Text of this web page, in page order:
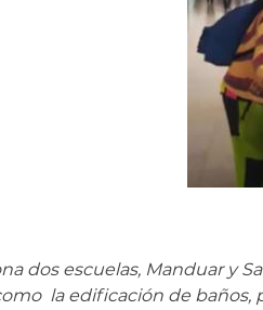
dos escuelas, Manduar y
la edificación de baños,